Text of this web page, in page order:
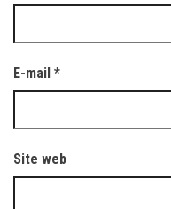
E-mail *
Site web